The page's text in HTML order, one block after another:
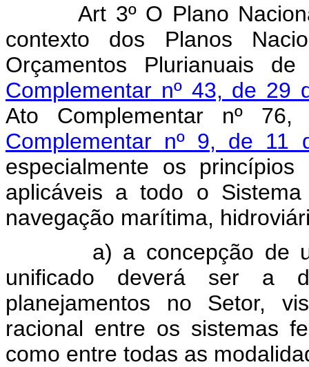
Art 3º O Plano
contexto dos Planos
Orçamentos Plurianuais
Complementar nº 43, de 29
Ato Complementar nº
Complementar nº 9, de 11
especialmente os
aplicáveis a todo o
navegação marítima,
a) a concepção de
unificado deverá ser a
planejamentos no Setor,
racional entre os sistemas
como entre todas as